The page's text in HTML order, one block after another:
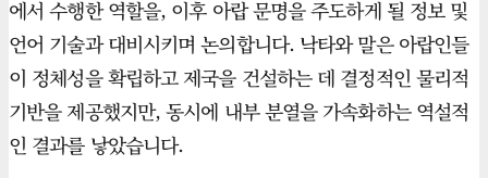
에서 수행한 역할을, 이후 아랍 문명을 주도하게 될 정보 및
언어 기술과 대비시키며 논의합니다. 낙타와 말은 아랍인들
이 정체성을 확립하고 제국을 건설하는 데 결정적인 물리적
기반을 제공했지만, 동시에 내부 분열을 가속화하는 역설적
인 결과를 낳았습니다.